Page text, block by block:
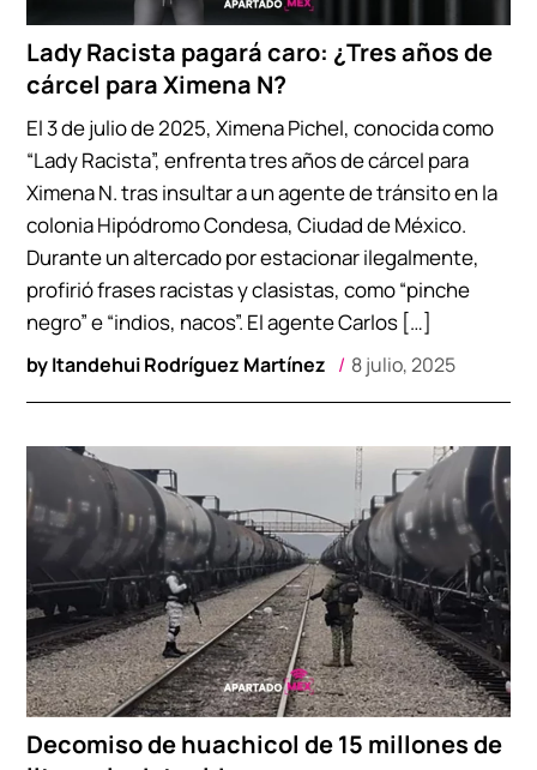
Lady Racista pagará caro: ¿Tres años de
cárcel para Ximena N?
byItandehui Rodríguez Martínez 8 julio, 2025
El 3 de julio de 2025, Ximena Pichel, conocida como
“Lady Racista”, enfrenta tres años de cárcel para
Ximena N. tras insultar a un agente de tránsito en la
colonia Hipódromo Condesa, Ciudad de México.
Durante un altercado por estacionar ilegalmente,
profirió frases racistas y clasistas, como “pinche
negro” e “indios, nacos”. El agente Carlos […]
Decomiso de huachicol de 15 millones de